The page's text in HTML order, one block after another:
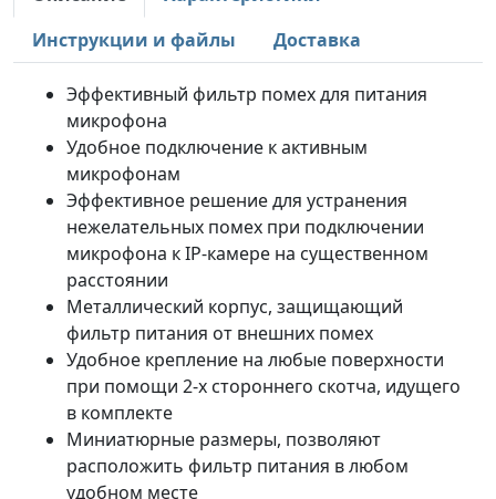
Инструкции и файлы
Доставка
Эффективный фильтр помех для питания
микрофона
Удобное подключение к активным
микрофонам
Эффективное решение для устранения
нежелательных помех при подключении
микрофона к IP-камере на существенном
расстоянии
Металлический корпус, защищающий
фильтр питания от внешних помех
Удобное крепление на любые поверхности
при помощи 2-х стороннего скотча, идущего
в комплекте
Миниатюрные размеры, позволяют
расположить фильтр питания в любом
удобном месте